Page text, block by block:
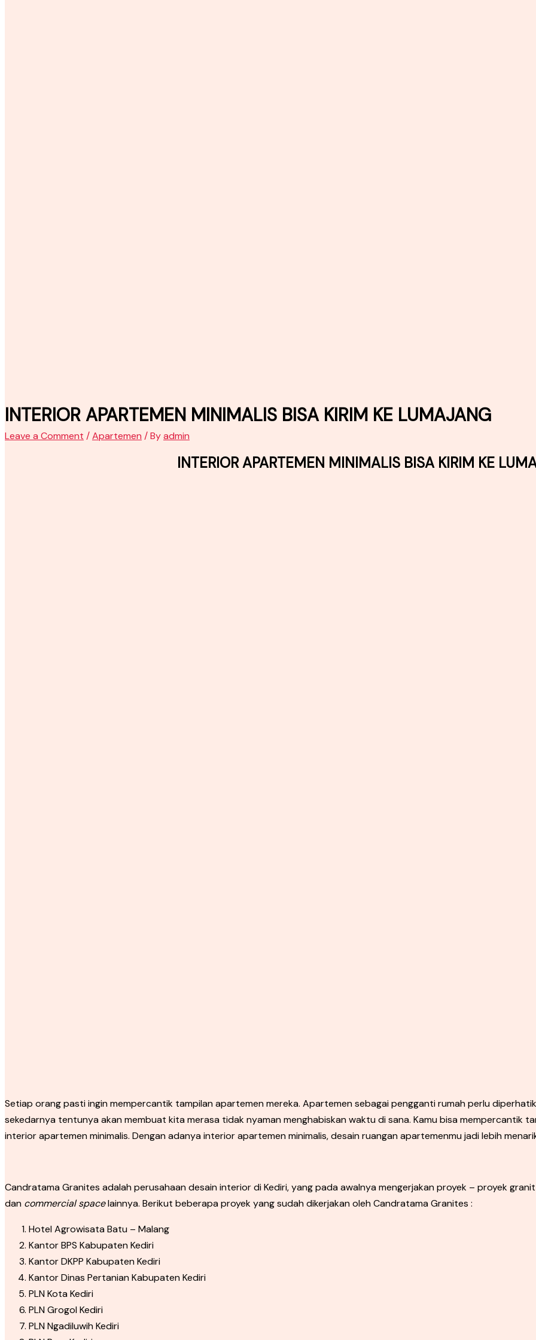
INTERIOR APARTEMEN MINIMALIS BISA KIRIM KE LUMAJANG
Leave a Comment /Apartemen / Byadmin
INTERIOR APARTEMEN MINIMALIS BISA KIRIM KE
Setiap orang pasti ingin mempercantik tampilan apartemen mereka. Apartemen sebagai pengganti rumah perlu
sekedarnya tentunya akan membuat kita merasa tidak nyaman menghabiskan waktu di sana. Kamu bisa mempercantik
interior apartemen minimalis. Dengan adanya interior apartemen minimalis, desain ruangan apartemenmu jadi lebih
Candratama Granites adalah perusahaan desain interior di Kediri, yang pada awalnya mengerjakan proyek – proyek
dan commercial spacelainnya. Berikut beberapa proyek yang sudah dikerjakan oleh Candratama Granites :
Hotel Agrowisata Batu – Malang
Kantor BPS Kabupaten Kediri
Kantor DKPP Kabupaten Kediri
Kantor Dinas Pertanian Kabupaten Kediri
PLN Kota Kediri
PLN Grogol Kediri
PLN Ngadiluwih Kediri